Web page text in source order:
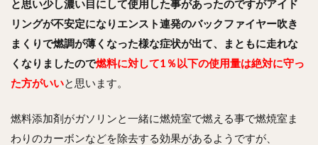
と思い少し濃い目にして使用した事があったのですがアイド
リングが不安定になりエンスト連発のバックファイヤー吹き
まくりで燃調が薄くなった様な症状が出て、まともに走れな
くなりましたので燃料に対して1％以下の使用量は絶対に守っ
た方がいいと思います。
燃料添加剤がガソリンと一緒に燃焼室で燃える事で燃焼室ま
わりのカーボンなどを除去する効果があるようですが、